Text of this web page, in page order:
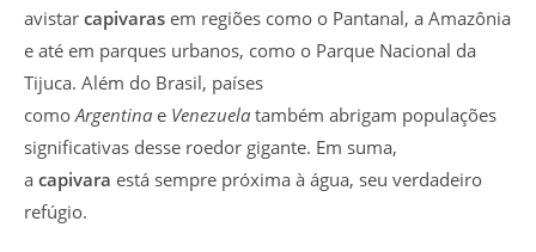
avistar capivaras em regiões como o Pantanal, a Amazônia
e até em parques urbanos, como o Parque Nacional da
Tijuca. Além do Brasil, países
comoArgentina e Venezuela também abrigam populações
significativas desse roedor gigante. Em suma,
a capivara está sempre próxima à água, seu verdadeiro
refúgio.